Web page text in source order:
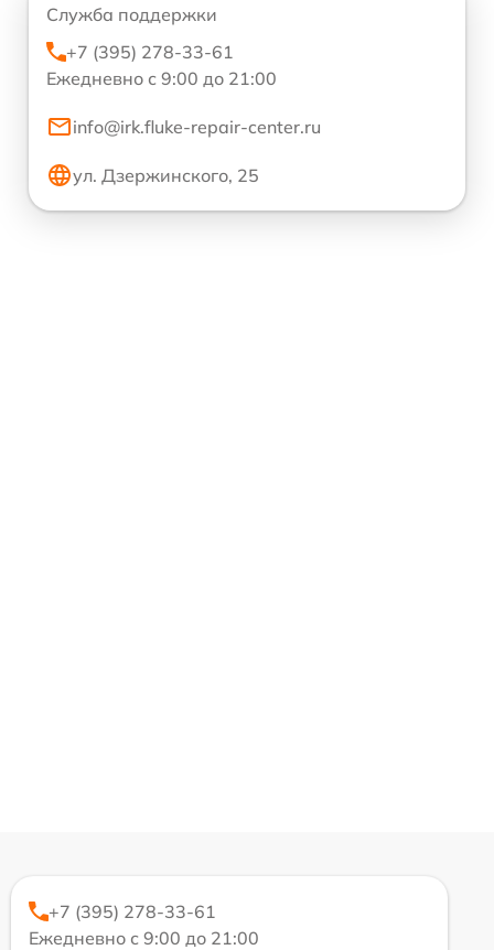
Служба поддержки
+7 (395) 278-33-61
Ежедневно с 9:00 до 21:00
info@irk.fluke-repair-center.ru
ул. Дзержинского, 25
+7 (395) 278-33-61
Ежедневно с 9:00 до 21:00